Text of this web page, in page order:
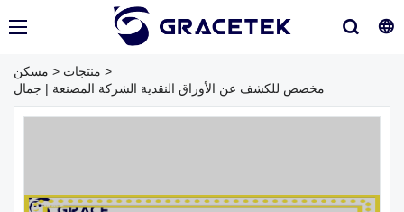
مسكن > منتجات >
مخصص للكشف عن الأوراق النقدية الشركة المصنعة | جمال